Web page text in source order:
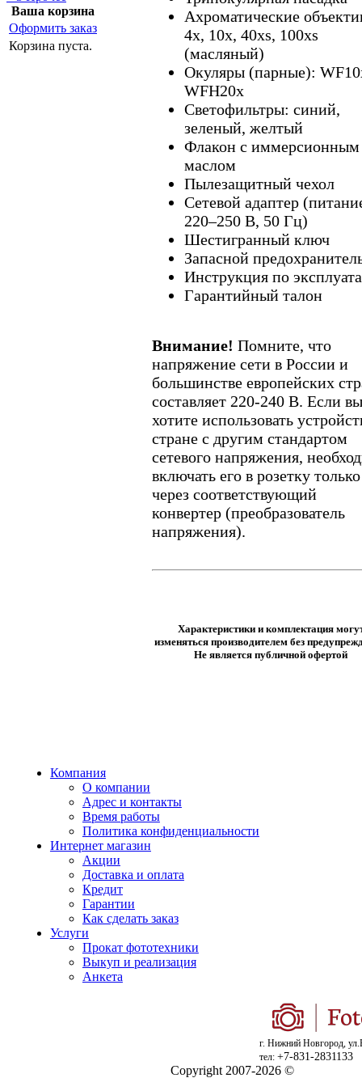
Ваша корзина
Оформить заказ
Корзина пуста.
Ахроматические
4x, 10x, 40xs, 100xs
(масляный)
Окуляры (парные):
WFH20x
Светофильтры: синий,
зеленый, желтый
Флакон с иммерсионным
маслом
Пылезащитный чехол
Сетевой адаптер
220–250 В, 50 Гц)
Шестигранный ключ
Запасной
Инструкция по
Гарантийный талон
Внимание! Помните, что
напряжение сети в России и
большинстве европейских
составляет 220-240 В. Если вы
хотите использовать
стране с другим стандартом
сетевого напряжения,
включать его в розетку только
через соответствующий
конвертер (преобразователь
напряжения).
Характеристики и комплектация
изменяться производителем без
Не является публичной офертой
Компания
О компании
Адрес и контакты
Время работы
Политика конфиденциальности
Интернет магазин
Акции
Доставка и оплата
Кредит
Гарантии
Как сделать заказ
Услуги
Прокат фототехники
Выкуп и реализация
Анкета
г. Нижний Новгород,
тел: +7-831-2831133
Copyright 2007-2026 ©